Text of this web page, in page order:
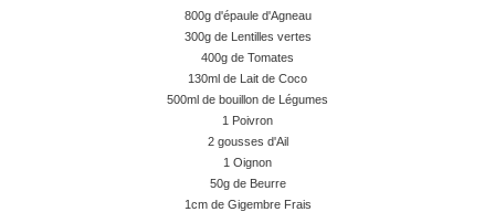
800g d'épaule d'Agneau
300g de Lentilles vertes
400g de Tomates
130ml de Lait de Coco
500ml de bouillon de Légumes
1 Poivron
2 gousses d'Ail
1 Oignon
50g de Beurre
1cm de Gigembre Frais